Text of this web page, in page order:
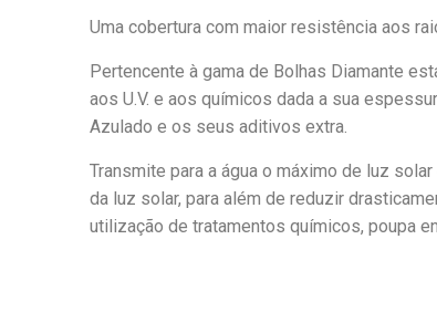
Uma cobertura com maior resistência aos
Pertencente à gama de Bolhas Diamante
aos U.V. e aos químicos dada a sua
Azulado e os seus aditivos extra.
Transmite para a água o máximo de luz
da luz solar, para além de reduzir
utilização de tratamentos químicos, poupa